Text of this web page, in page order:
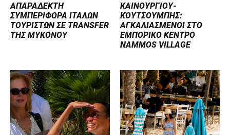
ΑΠΑΡΑΔΕΚΤΗ
ΣΥΜΠΕΡΙΦΟΡΑ ΙΤΑΛΩΝ
ΤΟΥΡΙΣΤΩΝ ΣΕ TRANSFER
ΤΗΣ ΜΥΚΟΝΟΥ
ΚΑΙΝΟΥΡΓΙΟΥ-
ΚΟΥΤΣΟΥΜΠΗΣ:
ΑΓΚΑΛΙΑΣΜΕΝΟΙ ΣΤΟ
ΕΜΠΟΡΙΚΟ ΚΕΝΤΡΟ
NAMMOS VILLAGE